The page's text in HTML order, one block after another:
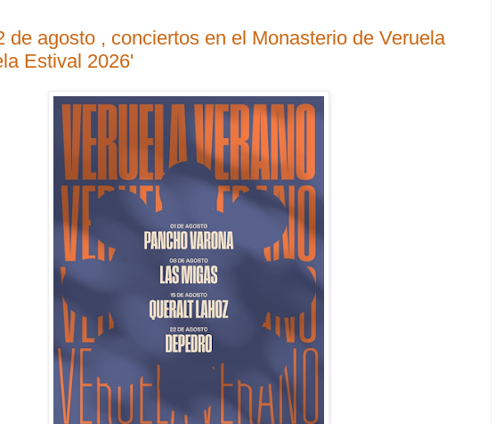
de agosto , conciertos en el Monasterio de Veruela
Estival 2026'